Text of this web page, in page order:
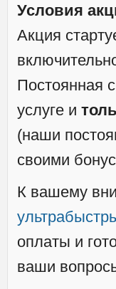
Условия
Акция
Постоянная
услуге и
(наши
своими
К вашему
оплаты и
ваши